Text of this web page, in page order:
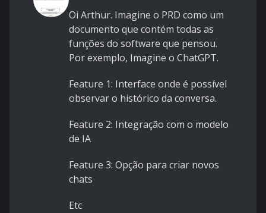
Oi Arthur. Imagine o PRD como um
documento que contém todas as
funções do software que pensou.
Por exemplo, Imagine o ChatGPT.
Feature 1: Interface onde é possível
observar o histórico da conversa.
Feature 2: Integração com o modelo
de IA
Feature 3: Opção para criar novos
chats
Etc